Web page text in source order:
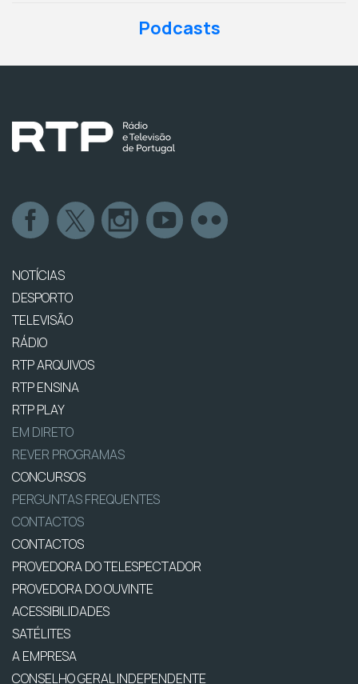
Podcasts
NOTÍCIAS
DESPORTO
TELEVISÃO
RÁDIO
RTP ARQUIVOS
RTP ENSINA
RTP PLAY
EM DIRETO
REVER PROGRAMAS
CONCURSOS
PERGUNTAS FREQUENTES
CONTACTOS
CONTACTOS
PROVEDORA DO TELESPECTADOR
PROVEDORA DO OUVINTE
ACESSIBILIDADES
SATÉLITES
A EMPRESA
CONSELHO GERAL INDEPENDENTE